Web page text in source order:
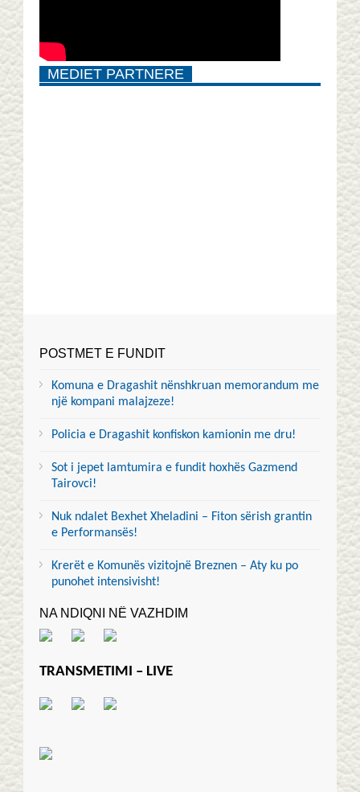
MEDIET PARTNERE
POSTMET E FUNDIT
Komuna e Dragashit nënshkruan memorandum me
një kompani malajzeze!
Policia e Dragashit konfiskon kamionin me dru!
Sot i jepet lamtumira e fundit hoxhës Gazmend
Tairovci!
Nuk ndalet Bexhet Xheladini – Fiton sërish grantin
e Performansës!
Krerët e Komunës vizitojnë Breznen – Aty ku po
punohet intensivisht!
NA NDIQNI NË VAZHDIM
TRANSMETIMI – LIVE